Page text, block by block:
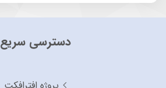
دسترسی سریع